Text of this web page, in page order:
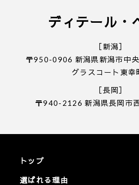
ディテール・
［新潟］
〒950-0906 新潟県新潟市中
グラスコート東幸
［長岡］
〒940-2126 新潟県長岡市
トップ
選ばれる理由